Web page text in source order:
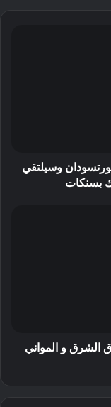
وسيلتقي
بسنكات
الشرق و المواني